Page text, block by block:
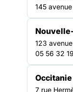
145
123
05 56 32
Occitanie
7 rue